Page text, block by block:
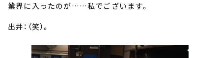
業界に入ったのが……私でございます。
出井：（笑）。